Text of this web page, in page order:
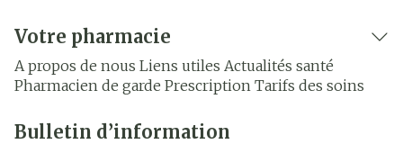
Votre pharmacie
A propos de nous Liens utiles Actualités santé
Pharmacien de garde Prescription Tarifs des soins
Bulletin d’information